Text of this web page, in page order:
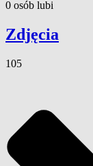
0 osób lubi
Zdjęcia
105